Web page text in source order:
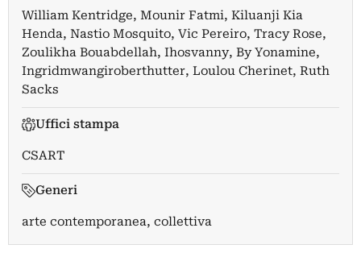
William Kentridge, Mounir Fatmi, Kiluanji Kia
Henda, Nastio Mosquito, Vic Pereiro, Tracy Rose,
Zoulikha Bouabdellah, Ihosvanny, By Yonamine,
Ingridmwangiroberthutter, Loulou Cherinet, Ruth
Sacks
Uffici stampa
CSART
Generi
arte contemporanea, collettiva